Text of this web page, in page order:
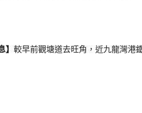
】 較早前觀塘道去旺角，近九龍灣港